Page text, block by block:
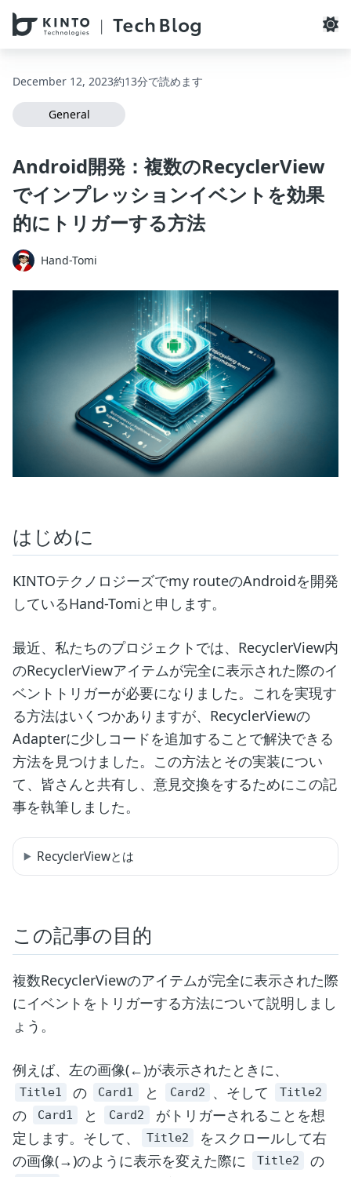
本文へスキップ / Skip to main content
December 12, 2023約13分で読めます
General
Android開発：複数のRecyclerView
でインプレッションイベントを効果
的にトリガーする方法
Hand-Tomi
はじめに
KINTOテクノロジーズでmy routeのAndroidを開発
しているHand-Tomiと申します。
最近、私たちのプロジェクトでは、RecyclerView内
のRecyclerViewアイテムが完全に表示された際のイ
ベントトリガーが必要になりました。これを実現す
る方法はいくつかありますが、RecyclerViewの
Adapterに少しコードを追加することで解決できる
方法を見つけました。この方法とその実装につい
て、皆さんと共有し、意見交換をするためにこの記
事を執筆しました。
RecyclerViewとは
この記事の目的
複数RecyclerViewのアイテムが完全に表示された際
にイベントをトリガーする方法について説明しまし
ょう。
例えば、左の画像(←)が表示されたときに、
Title1 の Card1 と Card2 、そして Title2
の Card1 と Card2
がトリガーされることを想
定します。そして、
Title2
をスクロールして右
の画像(→)のように表示を変えた際に
Title2 の